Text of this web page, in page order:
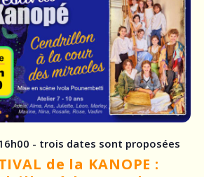
de la KANOPE :
- trois dates sont proposées